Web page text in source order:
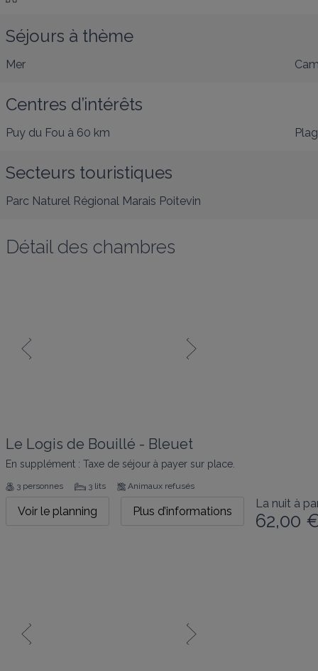
Séjours à thème
Mer
Centres d’intérêts
Puy du Fou à 60 km
Secteurs touristiques
Parc Naturel Régional Marais Poitevin
Détail des chambres
Le Logis de Bouillé - Bleuet
En supplément : Taxe de séjour à payer sur place.
3 personnes 3 lits Animaux refusés
Voir le planning Plus d’informations
La nuit à
62,00